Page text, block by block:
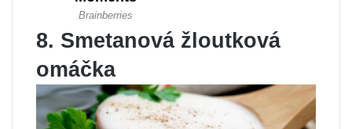
8. Smetanová žloutková
omáčka